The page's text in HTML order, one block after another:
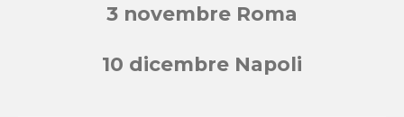
3 novembre Roma
10 dicembre Napoli